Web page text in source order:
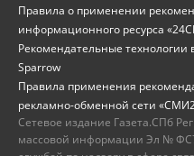
Правила о применении
информационного ресурса
Рекомендательные
Sparrow
Правила применения
рекламно-обменной сети
Сетевое издание Газета.СПб
массовой информации Эл №